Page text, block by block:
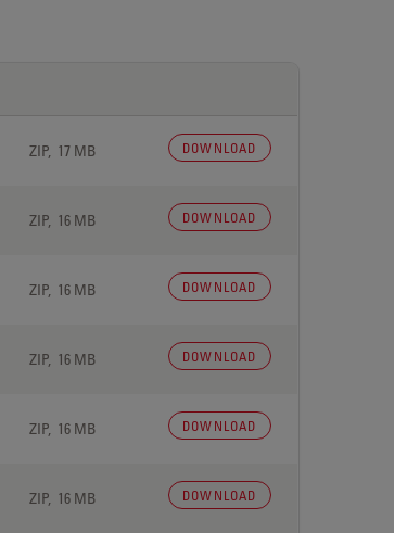
ZIP, 17 MB DOWNLOAD
ZIP, 16 MB DOWNLOAD
ZIP, 16 MB DOWNLOAD
ZIP, 16 MB DOWNLOAD
ZIP, 16 MB DOWNLOAD
ZIP, 16 MB DOWNLOAD